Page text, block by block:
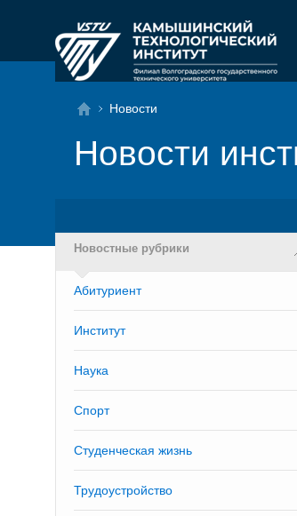
Новости
Новости
Новостные рубрики
Абитуриент
Институт
Наука
Спорт
Студенческая жизнь
Трудоустройство